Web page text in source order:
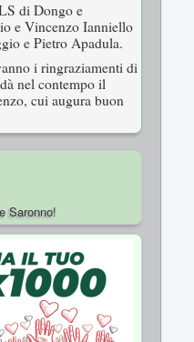
di Dongo e
e Vincenzo Ianniello
e Pietro Apadula.
i ringraziamenti di
nel contempo il
cui augura buon
Saronno!